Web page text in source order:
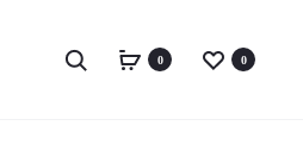
Search 0 0